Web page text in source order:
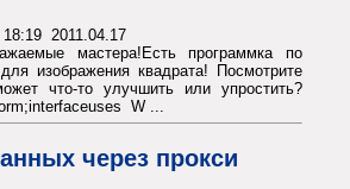
2011.04.17
мастера!Есть программка по
изображения квадрата! Посмотрите
что-то улучшить или упростить?
W ...
через прокси